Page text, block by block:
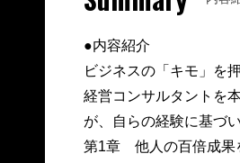
●内容紹介
ビジネスの「キモ」を
経営コンサルタントを
が、自らの経験に基づ
第1章 他人の百倍成果